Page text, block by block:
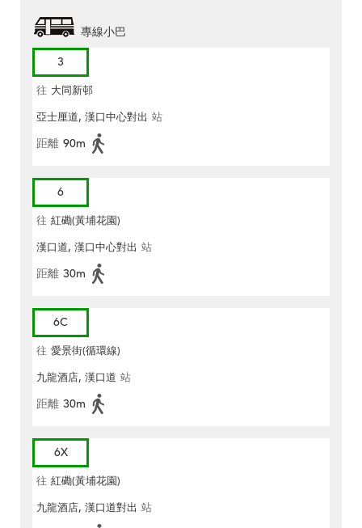
專線小巴
3
往 大同新邨
亞士厘道, 漢口中心對出 站
距離 90m
6
往 紅磡(黃埔花園)
漢口道, 漢口中心對出 站
距離 30m
6C
往 愛景街(循環線)
九龍酒店, 漢口道 站
距離 30m
6X
往 紅磡(黃埔花園)
九龍酒店, 漢口道對出 站